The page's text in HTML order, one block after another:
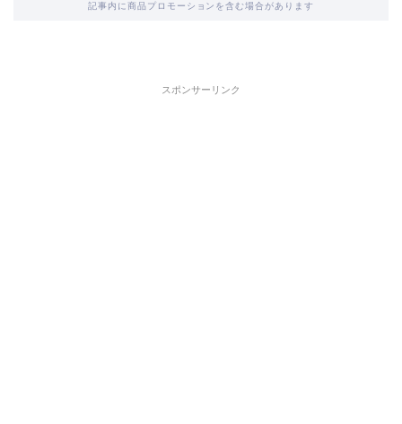
記事内に商品プロモーションを含む場合があります
スポンサーリンク